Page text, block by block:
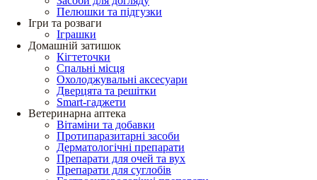
Пелюшки та підгузки
Ігри та розваги
Іграшки
Домашній затишок
Кігтеточки
Спальні місця
Охолоджувальні аксесуари
Дверцята та решітки
Smart-гаджети
Ветеринарна аптека
Вітаміни та добавки
Протипаразитарні засоби
Дерматологічні препарати
Препарати для очей та вух
Препарати для суглобів